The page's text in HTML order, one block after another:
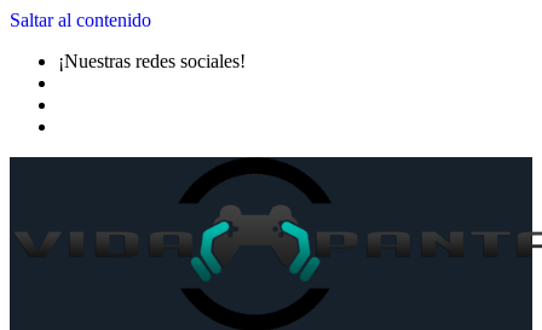
Saltar al contenido
¡Nuestras redes sociales!